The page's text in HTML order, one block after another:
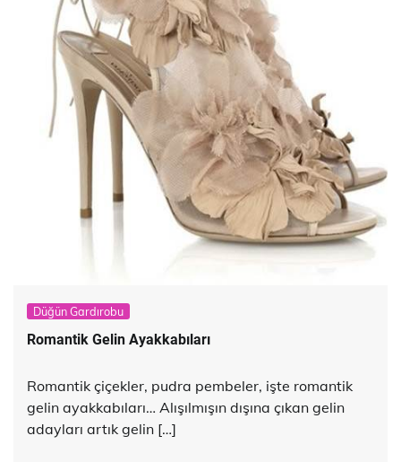
Düğün Gardırobu
Romantik Gelin Ayakkabıları
Romantik çiçekler, pudra pembeler, işte romantik
gelin ayakkabıları… Alışılmışın dışına çıkan gelin
adayları artık gelin […]